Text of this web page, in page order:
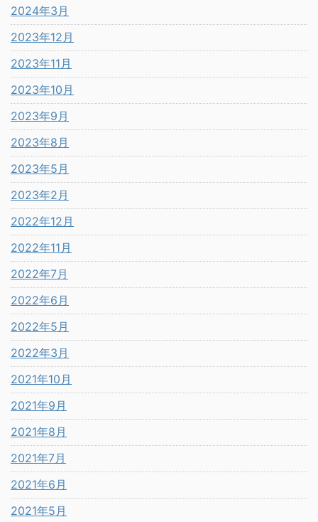
2024年3月
2023年12月
2023年11月
2023年10月
2023年9月
2023年8月
2023年5月
2023年2月
2022年12月
2022年11月
2022年7月
2022年6月
2022年5月
2022年3月
2021年10月
2021年9月
2021年8月
2021年7月
2021年6月
2021年5月